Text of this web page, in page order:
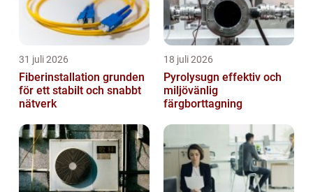
31 juli 2026
Fiberinstallation grunden
för ett stabilt och snabbt
nätverk
18 juli 2026
Pyrolysugn effektiv och
miljövänlig
färgborttagning